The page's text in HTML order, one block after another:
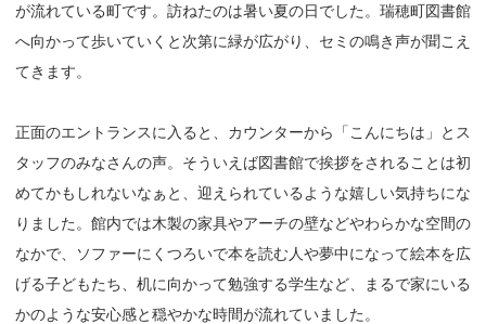
が流れている町です。訪ねたのは暑い夏の日でした。瑞穂町図書館
へ向かって歩いていくと次第に緑が広がり、セミの鳴き声が聞こえ
てきます。
正面のエントランスに入ると、カウンターから「こんにちは」とス
タッフのみなさんの声。そういえば図書館で挨拶をされることは初
めてかもしれないなぁと、迎えられているような嬉しい気持ちにな
りました。館内では木製の家具やアーチの壁などやわらかな空間の
なかで、ソファーにくつろいで本を読む人や夢中になって絵本を広
げる子どもたち、机に向かって勉強する学生など、まるで家にいる
かのような安心感と穏やかな時間が流れていました。